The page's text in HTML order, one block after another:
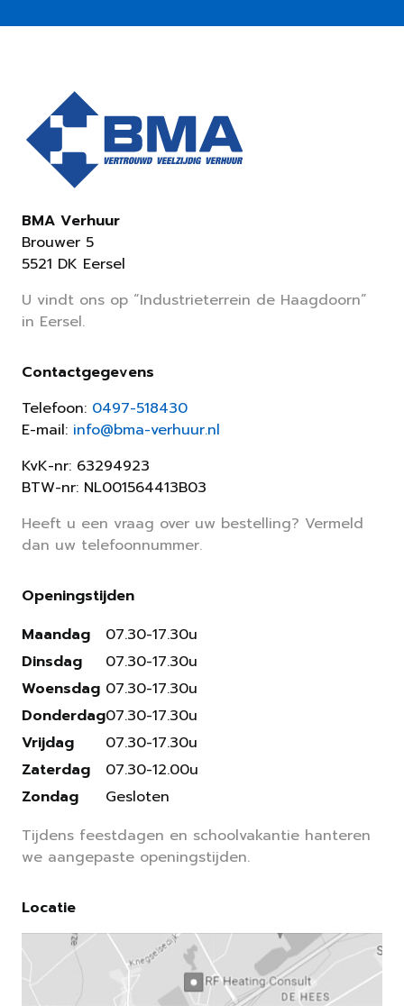
BMA Verhuur
Brouwer 5
5521 DK Eersel
U vindt ons op “Industrieterrein de Haagdoorn”
in Eersel.
Contactgegevens
Telefoon: 0497-518430
E-mail: info@bma-verhuur.nl
KvK-nr: 63294923
BTW-nr: NL001564413B03
Heeft u een vraag over uw bestelling? Vermeld
dan uw telefoonnummer.
Openingstijden
Maandag
Dinsdag
Woensdag
Donderdag
Vrijdag
Zaterdag
Zondag
07.30-17.30u
07.30-17.30u
07.30-17.30u
07.30-17.30u
07.30-17.30u
07.30-12.00u
Gesloten
Tijdens feestdagen en schoolvakantie hanteren
we aangepaste openingstijden.
Locatie